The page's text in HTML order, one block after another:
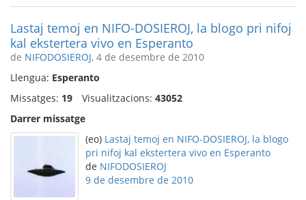
Lastaj temoj en NIFO-DOSIEROJ, la blogo pri nifoj
kal ekstertera vivo en Esperanto
de NIFODOSIEROJ, 4 de desembre de 2010
Llengua: Esperanto
Missatges: 19 Visualitzacions: 43052
Darrer missatge
(eo) Lastaj temoj en NIFO-DOSIEROJ, la blogo
pri nifoj kal ekstertera vivo en Esperanto
de NIFODOSIEROJ
9 de desembre de 2010